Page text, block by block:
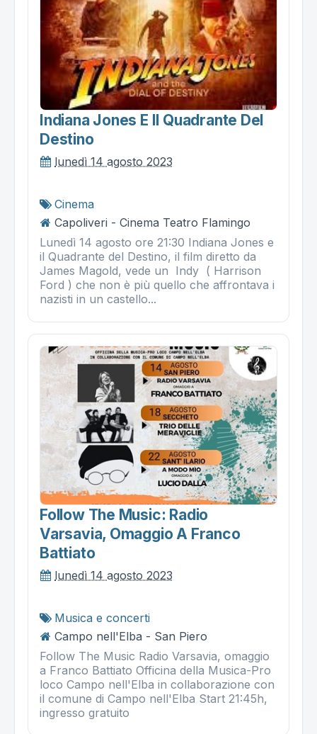
Indiana Jones E Il Quadrante Del
Destino
lunedì 14 agosto 2023
Cinema
Capoliveri - Cinema Teatro Flamingo
Lunedì 14 agosto ore 21:30 Indiana Jones e
il Quadrante del Destino, il film diretto da
James Magold, vede un Indy ( Harrison
Ford ) che non è più quello che affrontava i
nazisti in un castello...
Follow The Music: Radio
Varsavia, Omaggio A Franco
Battiato
lunedì 14 agosto 2023
Musica e concerti
Campo nell'Elba - San Piero
Follow The Music Radio Varsavia, omaggio
a Franco Battiato Officina della Musica-Pro
loco Campo nell'Elba in collaborazione con
il comune di Campo nell'Elba Start 21:45h,
ingresso gratuito